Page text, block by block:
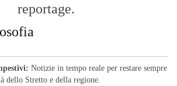
reportage.
Notizie in tempo reale per restare sempre
dello Stretto e della regione.